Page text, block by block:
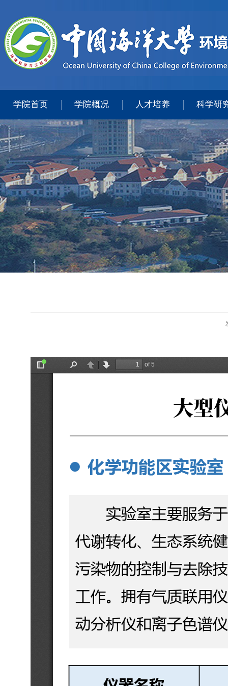
学院首页 学院概况 人才培养 科学研